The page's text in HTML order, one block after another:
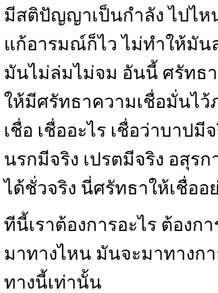
มีสติปัญญาเป็นกำลัง ไปไห
แก้อารมณ์ก็ไว ไม่ทำให้มัน
มันไม่ล่มไม่จม อันนี้ ศรัทธ
ให้มีศรัทธาความเชื่อมั่นไ
เชื่อ เชื่ออะไร เชื่อว่าบาป
นรกมีจริง เปรตมีจริง อสุร
ได้ชั่วจริง นี่ศรัทธาให้เชื่ออ
ทีนี้เราต้องการอะไร ต้อง
มาทางไหน มันจะมาทางก
ทางนี้เท่านั้น